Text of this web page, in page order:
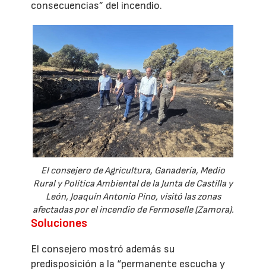
consecuencias” del incendio.
El consejero de Agricultura, Ganadería, Medio
Rural y Política Ambiental de la Junta de Castilla y
León, Joaquín Antonio Pino, visitó las zonas
afectadas por el incendio de Fermoselle (Zamora).
Soluciones
El consejero mostró además su
predisposición a la “permanente escucha y